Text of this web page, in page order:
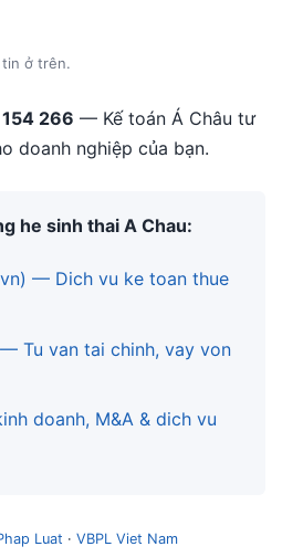
tin ở trên.
266 — Kế toán Á Châu tư
doanh nghiệp của bạn.
he sinh thai A Chau:
— Dich vu ke toan thue
Tu van tai chinh, vay von
doanh, M&A & dich vu
Luat · VBPL Viet Nam